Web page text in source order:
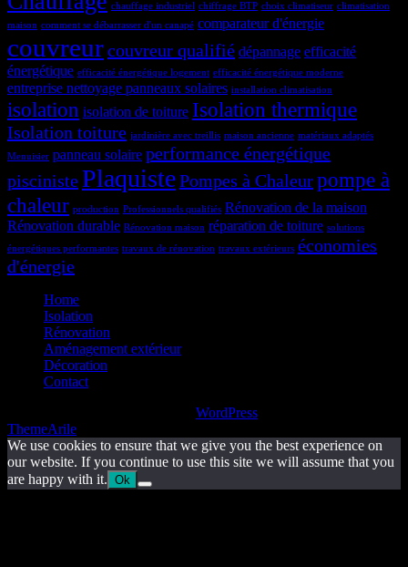
chauffage industriel chiffrage BTP choix climatiseur climatisation
maison comment se débarrasser d'un canapé comparateur d'énergie
couvreurcouvreur qualifié dépannage efficacité
énergétique efficacité énergétique logement efficacité énergétique moderne
entreprise nettoyage panneaux solaires installation climatisation
isolation isolation de toiture Isolation thermique
Isolation toiture jardinière avec treillis maison ancienne matériaux adaptés
Menuisier panneau solaire performance énergétique
piscinistePlaquistePompes à Chaleurpompe à
chaleur production Professionnels qualifiés Rénovation de la maison
Rénovation durable Rénovation maison réparation de toiture solutions
énergétiques performantes travaux de rénovation travaux extérieurs économies
d'énergie
Home
Isolation
Rénovation
Aménagement extérieur
Décoration
Contact
WordPress
ThemeArile
We use cookies to ensure that we give you the best experience on
our website. If you continue to use this site we will assume that you
are happy with it. Ok